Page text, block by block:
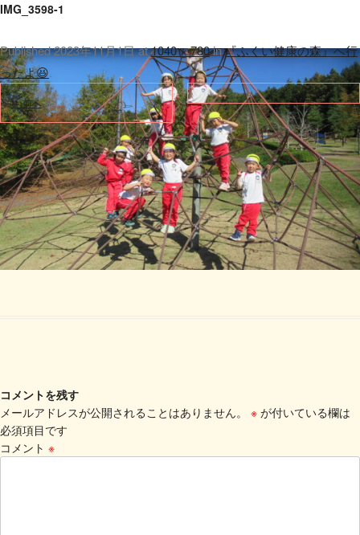
IMG_3598-1
Published2023年11月1日at1040 × 780in『ふくい健康の森』へ行
ったよ😆.
← 前へ
コメントを残す
メールアドレスが公開されることはありません。
※ が付いている欄は
必須項目です
コメント ※